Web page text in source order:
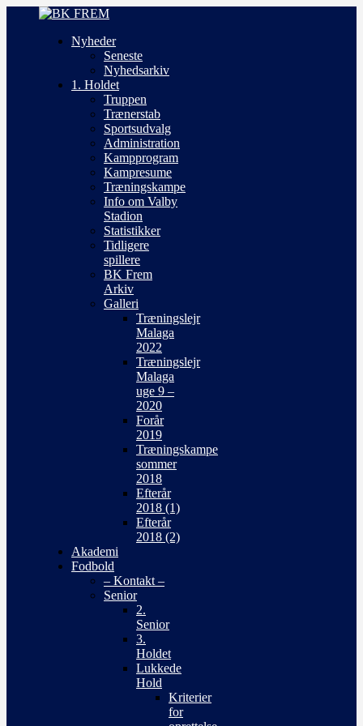
Nyheder
Seneste
Nyhedsarkiv
1. Holdet
Truppen
Trænerstab
Sportsudvalg
Administration
Kampprogram
Kampresume
Træningskampe
Info om Valby
Stadion
Statistikker
Tidligere
spillere
BK Frem
Arkiv
Galleri
Træningslejr
Malaga
2022
Træningslejr
Malaga
uge 9 –
2020
Forår
2019
Træningskampe
sommer
2018
Efterår
2018 (1)
Efterår
2018 (2)
Akademi
Fodbold
– Kontakt –
Senior
2.
Senior
3.
Holdet
Lukkede
Hold
Kriterier
for